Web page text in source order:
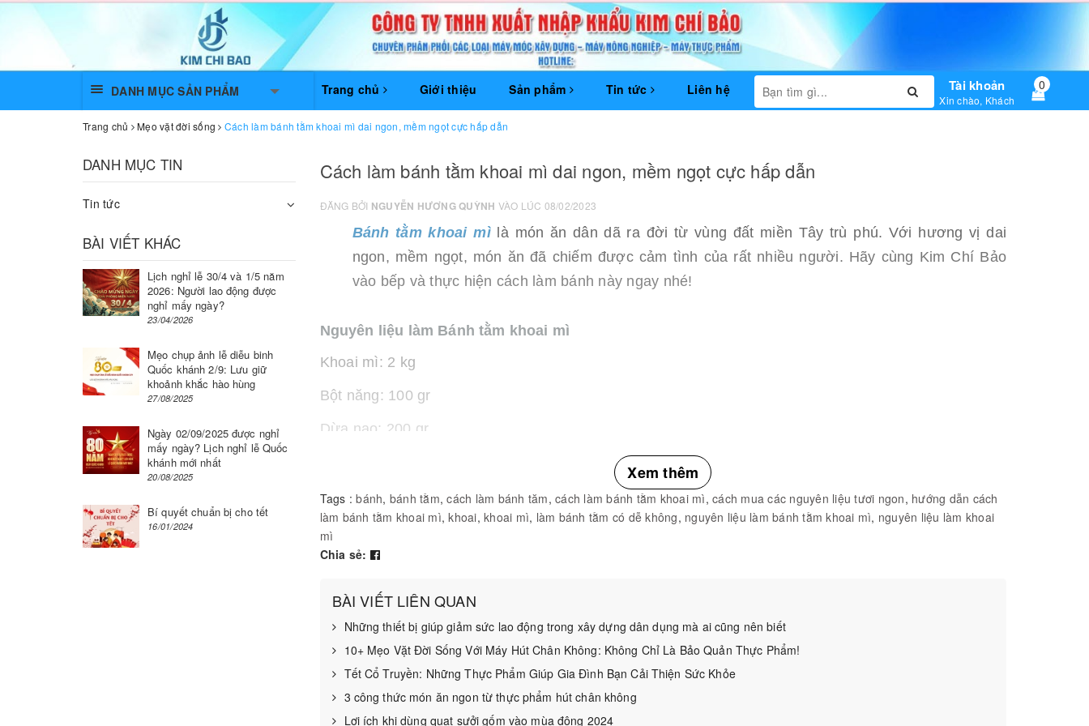
DANH MỤC SẢN PHẨM Trang chủ Giới thiệu Sản phẩm Tin tức Liên hệ Tài khoản
Xin chào, Khách
0
Trang chủ Mẹo vặt đời sống Cách làm bánh tằm khoai mì dai ngon, mềm ngọt cực hấp dẫn
Cách làm bánh tằm khoai mì dai ngon, mềm ngọt cực hấp dẫn
ĐĂNG BỞI NGUYỄN HƯƠNG QUỲNH VÀO LÚC 08/02/2023
Bánh tằm khoai mìlà món ăn dân dã ra đời từ vùng đất miền Tây trù phú. Với hương vị dai
ngon, mềm ngọt, món ăn đã chiếm được cảm tình của rất nhiều người. Hãy cùng Kim Chí Bảo
vào bếp và thực hiện cách làm bánh này ngay nhé!
Nguyên liệu làm Bánh tằm khoai mì
Khoai mì: 2 kg
Bột năng: 100 gr
Dừa nạo: 200 gr
Nước cốt dành dành: 20 ml
Nước cốt lá dứa: 20 ml
Chuối lá: 1 lá
Đường trắng: 150 gr
Muối: 1 ít
Xem thêm
Tags :bánh, bánh tằm,cách làm bánh tăm, cách làm bánh tằm khoai mì, cách mua các nguyên liệu tươi ngon, hướng dẫn cách
làm bánh tằm khoai mì,khoai, khoai mì, làm bánh tằm có dễ không, nguyên liệu làm bánh tằm khoai mì, nguyên liệu làm khoai
mì
Chia sẻ:
BÀI VIẾT LIÊN QUAN
Những thiết bị giúp giảm sức lao động trong xây dựng dân dụng mà ai cũng nên biết
10+ Mẹo Vặt Đời Sống Với Máy Hút Chân Không: Không Chỉ Là Bảo Quản Thực Phẩm!
Tết Cổ Truyền: Những Thực Phẩm Giúp Gia Đình Bạn Cải Thiện Sức Khỏe
3 công thức món ăn ngon từ thực phẩm hút chân không
Lợi ích khi dùng quạt sưởi gốm vào mùa đông 2024
DANH MỤC TIN
Tin tức
BÀI VIẾT KHÁC
Lịch nghỉ lễ 30/4 và 1/5 năm
2026: Người lao động được
nghỉ mấy ngày?
23/04/2026
Mẹo chụp ảnh lễ diễu binh
Quốc khánh 2/9: Lưu giữ
khoảnh khắc hào hùng
27/08/2025
Ngày 02/09/2025 được nghỉ
mấy ngày? Lịch nghỉ lễ Quốc
khánh mới nhất
20/08/2025
Bí quyết chuẩn bị cho tết
16/01/2024